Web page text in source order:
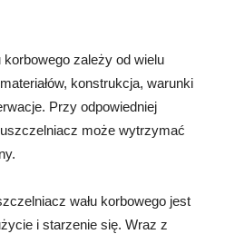
korbowego zależy od wielu
konstrukcja, warunki
Przy odpowiedniej
może wytrzymać
wału korbowego jest
i starzenie się. Wraz z